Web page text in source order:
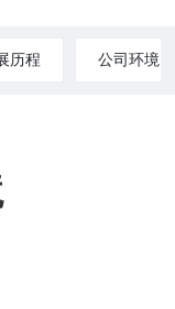
历程 公司环境